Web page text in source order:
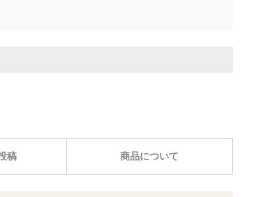
稿 商品について